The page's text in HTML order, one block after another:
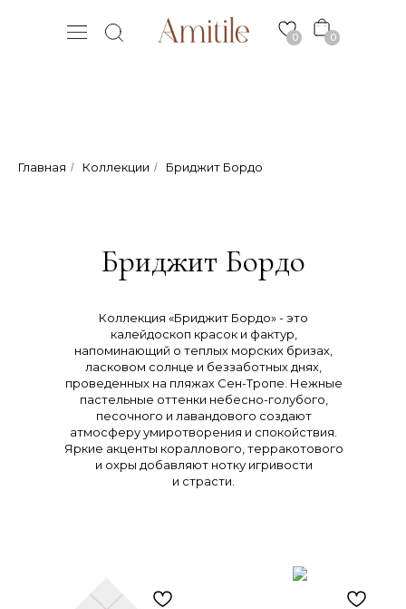
0
0
Главная / Коллекции / Бриджит Бордо
Коллекция «Бриджит Бордо» - это
калейдоскоп красок и фактур,
напоминающий о теплых морских бризах,
ласковом солнце и беззаботных днях,
проведенных на пляжах Сен-Тропе. Нежные
пастельные оттенки небесно-голубого,
песочного и лавандового создают
атмосферу умиротворения и спокойствия.
Яркие акценты кораллового, терракотового
и охры добавляют нотку игривости
и страсти.
Бриджит Бордо